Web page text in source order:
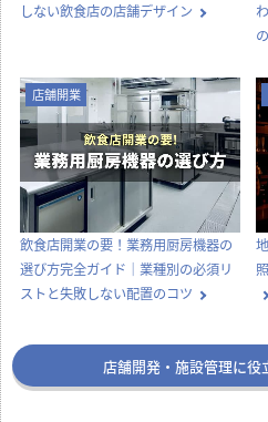
しない飲食店の店舗デザイン
店舗開業
飲食店開業の要！業務用厨房機器の
選び方完全ガイド｜業種別の必須リ
ストと失敗しない配置のコツ
店舗開発・施設管理に役